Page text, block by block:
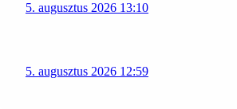
5. augusztus 2026 13:10
5. augusztus 2026 12:59